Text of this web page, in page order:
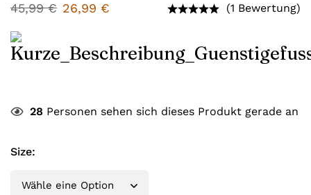
45,99€ 26,99 € (1 Bewertung)
28 Personen sehen sich dieses Produkt gerade an
Size: